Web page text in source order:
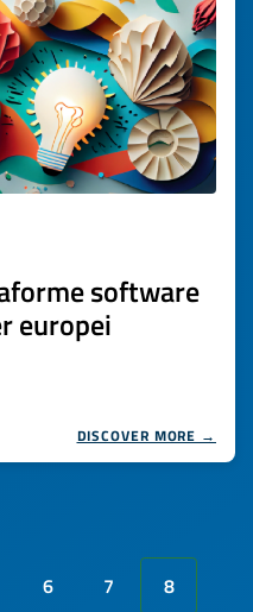
software
europei
DISCOVER MORE →
6 7
8